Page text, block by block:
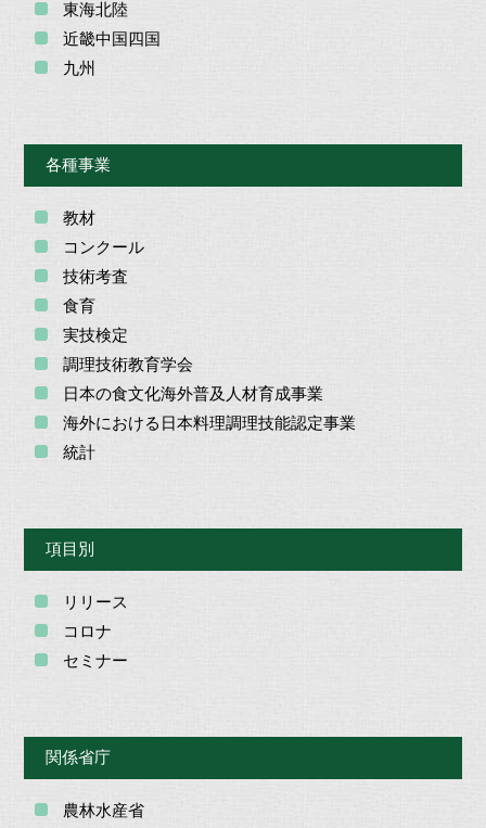
東海北陸
近畿中国四国
九州
各種事業
教材
コンクール
技術考査
食育
実技検定
調理技術教育学会
日本の食文化海外普及人材育成事業
海外における日本料理調理技能認定事業
統計
項目別
リリース
コロナ
セミナー
関係省庁
農林水産省